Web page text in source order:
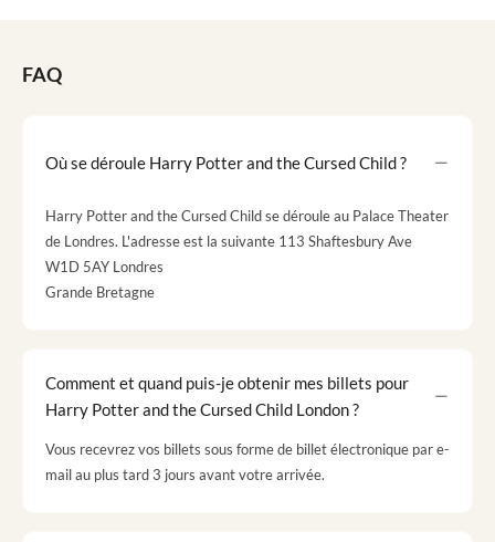
FAQ
Où se déroule Harry Potter and the Cursed Child ?
Harry Potter and the Cursed Child se déroule au Palace Theater
de Londres. L'adresse est la suivante 113 Shaftesbury Ave
W1D 5AY Londres
Grande Bretagne
Comment et quand puis-je obtenir mes billets pour
Harry Potter and the Cursed Child London ?
Vous recevrez vos billets sous forme de billet électronique par e-
mail au plus tard 3 jours avant votre arrivée.